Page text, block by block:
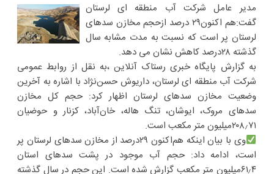
مدیر عامل شرکت آب منطقه ای لرستان
گفت:هم اکنون۲۹ درصد ازحجم مخازن سدهای
لرستان پر است که نسبت به مدت مشابه سال
گذشته ۲۸درصد کاهش نشان می دهد.
به گزارش پایگاه خبری رستاک آنلاین ،به نقل از روابط عمومی
شرکت آب منطقه ای لرستان، داریوش حسن‌نژاد با اشاره به آخرین
وضعیت مخازن سدهای لرستان اظهار کرد: حجم کل مخازن
سدهای مروک، ایوشان، تنگ هاله، خان‌آباد، کزنار و حوضیان
۲۰۸٫۷۱میلیون متر مکعب است.
وی با بیان اینکه هم‌اکنون ۲۹درصد از مخازن سدهای لرستان پر
است، ادامه داد: حجم آب موجود در پشت سدهای استان
۶۱٫۴میلیون متر مکعب گزارش شده است. این حجم در سال گذشته